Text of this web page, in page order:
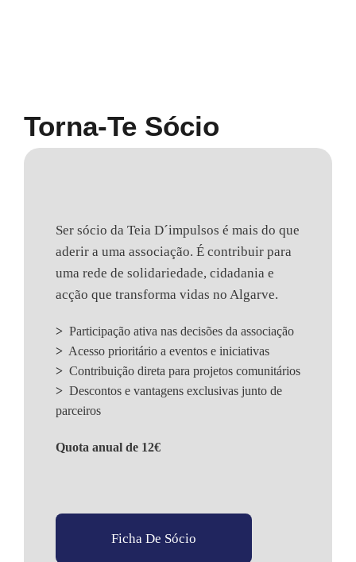
Torna-Te Sócio
Ser sócio da Teia D´impulsos é mais do que
aderir a uma associação. É contribuir para
uma rede de solidariedade, cidadania e
acção que transforma vidas no Algarve.
> Participação ativa nas decisões da associação
> Acesso prioritário a eventos e iniciativas
> Contribuição direta para projetos comunitários
> Descontos e vantagens exclusivas junto de
parceiros
Quota anual de 12€
Ficha De Sócio